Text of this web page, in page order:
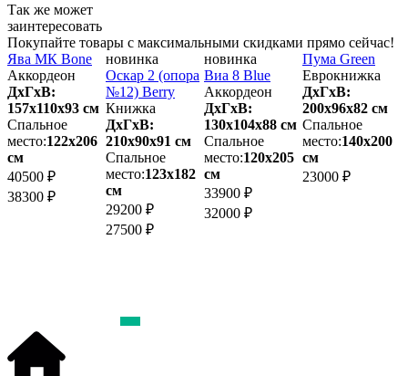
Так же может
заинтересовать
Покупайте товары с максимальными скидками прямо сейчас!
Ява МК Bone
Аккордеон
ДхГхВ:
157х110x93 см
Спальное
место:122х206
см
40500 ₽
38300 ₽
новинка
Оскар 2 (опора
№12) Berry
Книжка
ДхГхВ:
210х90x91 см
Спальное
место:123х182
см
29200 ₽
27500 ₽
новинка
Виа 8 Blue
Аккордеон
ДхГхВ:
130х104x88 см
Спальное
место:120х205
см
33900 ₽
32000 ₽
Пума Green
Еврокнижка
ДхГхВ:
200х96x82 см
Спальное
место:140х200
см
23000 ₽